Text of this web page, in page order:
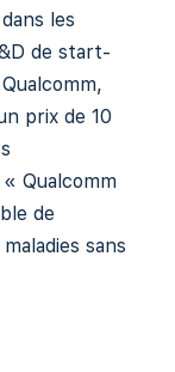
les
de start-
prix de 10
Qualcomm
de
sans